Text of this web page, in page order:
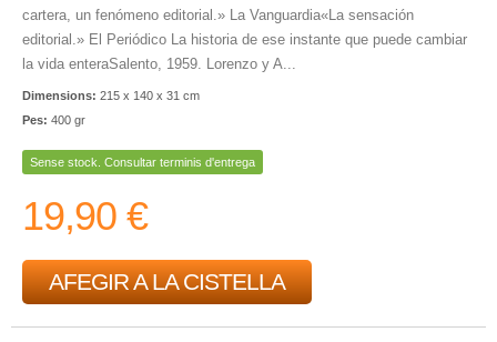
cartera, un fenómeno editorial.» La Vanguardia«La sensación
editorial.» El Periódico La historia de ese instante que puede cambiar
la vida enteraSalento, 1959. Lorenzo y A...
Dimensions: 215 x 140 x 31 cm
Pes: 400 gr
Sense stock. Consultar terminis d'entrega
19,90 €
AFEGIR A LA CISTELLA